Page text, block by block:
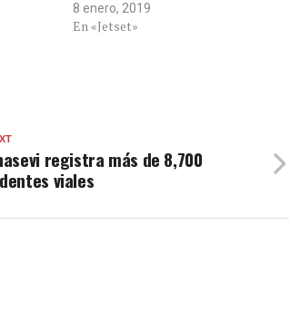
8 enero, 2019
En «Jetset»
registra más de 8,700
viales